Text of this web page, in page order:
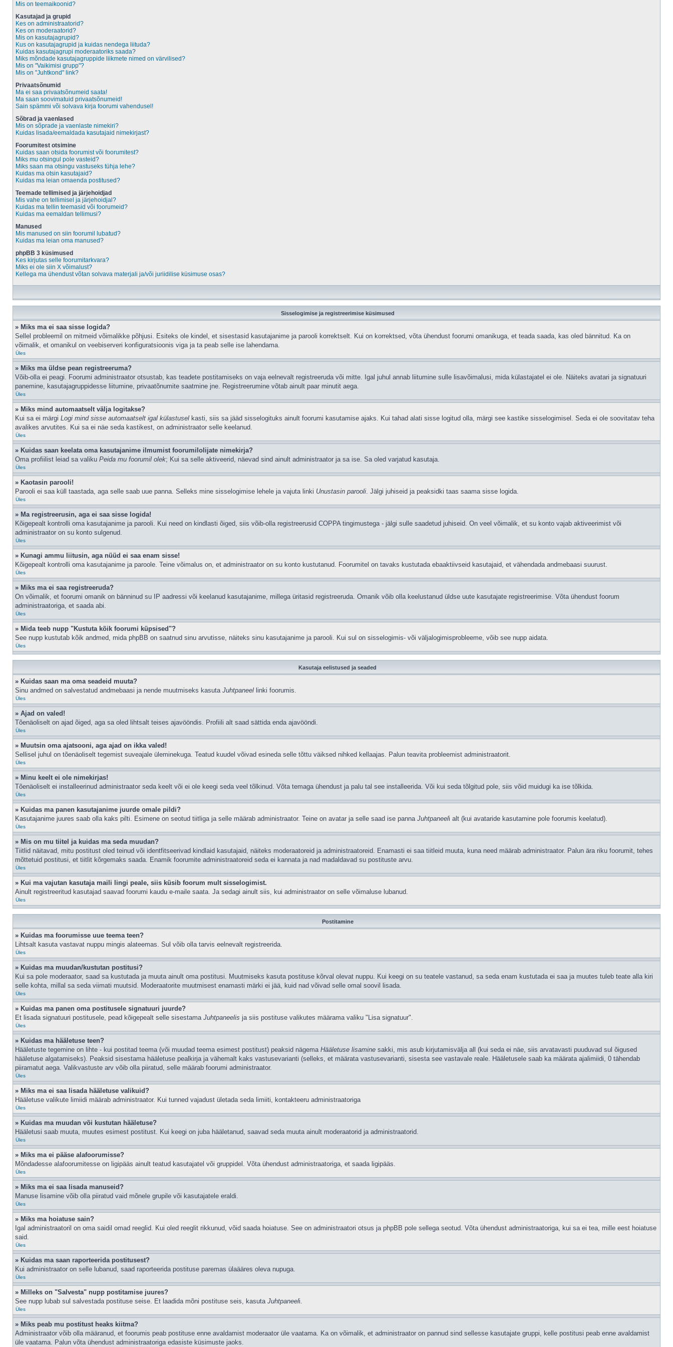
Mis on teemaikoonid?
Kasutajad ja grupid
Kes on administraatorid?
Kes on moderaatorid?
Mis on kasutajagrupid?
Kus on kasutajagrupid ja kuidas nendega liituda?
Kuidas kasutajagrupi moderaatoriks saada?
Miks mõndade kasutajagruppide liikmete nimed on värvilised?
Mis on "Vaikimisi grupp"?
Mis on "Juhtkond" link?
Privaatsõnumid
Ma ei saa privaatsõnumeid saata!
Ma saan soovimatuid privaatsõnumeid!
Sain spämmi või solvava kirja foorumi vahendusel!
Sõbrad ja vaenlased
Mis on sõprade ja vaenlaste nimekiri?
Kuidas lisada/eemaldada kasutajaid nimekirjast?
Foorumitest otsimine
Kuidas saan otsida foorumist või foorumitest?
Miks mu otsingul pole vasteid?
Miks saan ma otsingu vastuseks tühja lehe?
Kuidas ma otsin kasutajaid?
Kuidas ma leian omaenda postitused?
Teemade tellimised ja järjehoidjad
Mis vahe on tellimisel ja järjehoidjal?
Kuidas ma tellin teemasid või foorumeid?
Kuidas ma eemaldan tellimusi?
Manused
Mis manused on siin foorumil lubatud?
Kuidas ma leian oma manused?
phpBB 3 küsimused
Kes kirjutas selle foorumitarkvara?
Miks ei ole siin X võimalust?
Kellega ma ühendust võtan solvava materjali ja/või juriidilise küsimuse osas?
Sisselogimise ja registreerimise küsimused
» Miks ma ei saa sisse logida?
Sellel probleemil on mitmeid võimalikke põhjusi. Esiteks ole kindel, et sisestasid kasutajanime ja parooli korrektselt. Kui on korrektsed, võta ühendust foorumi omanikuga, et teada saada, kas oled bännitud. Ka on
võimalik, et omanikul on veebiserveri konfiguratsioonis viga ja ta peab selle ise lahendama.
Üles
» Miks ma üldse pean registreeruma?
Võib-olla ei peagi. Foorumi administraator otsustab, kas teadete postitamiseks on vaja eelnevalt registreeruda või mitte. Igal juhul annab liitumine sulle lisavõimalusi, mida külastajatel ei ole. Näiteks avatari ja signatuuri
panemine, kasutajagruppidesse liitumine, privaatõnumite saatmine jne. Registreerumine võtab ainult paar minutit aega.
Üles
» Miks mind automaatselt välja logitakse?
Kui sa ei märgi Logi mind sisse automaatselt igal külastusel kasti, siis sa jääd sisselogituks ainult foorumi kasutamise ajaks. Kui tahad alati sisse logitud olla, märgi see kastike sisselogimisel. Seda ei ole soovitatav teha
avalikes arvutites. Kui sa ei näe seda kastikest, on administraator selle keelanud.
Üles
» Kuidas saan keelata oma kasutajanime ilmumist foorumilolijate nimekirja?
Oma profiilist leiad sa valiku Peida mu foorumil olek; Kui sa selle aktiveerid, näevad sind ainult administraator ja sa ise. Sa oled varjatud kasutaja.
Üles
» Kaotasin parooli!
Parooli ei saa küll taastada, aga selle saab uue panna. Selleks mine sisselogimise lehele ja vajuta linki Unustasin parooli. Jälgi juhiseid ja peaksidki taas saama sisse logida.
Üles
» Ma registreerusin, aga ei saa sisse logida!
Kõigepealt kontrolli oma kasutajanime ja parooli. Kui need on kindlasti õiged, siis võib-olla registreerusid COPPA tingimustega - jälgi sulle saadetud juhiseid. On veel võimalik, et su konto vajab aktiveerimist või
administraator on su konto sulgenud.
Üles
» Kunagi ammu liitusin, aga nüüd ei saa enam sisse!
Kõigepealt kontrolli oma kasutajanime ja paroole. Teine võimalus on, et administraator on su konto kustutanud. Foorumitel on tavaks kustutada ebaaktiivseid kasutajaid, et vähendada andmebaasi suurust.
Üles
» Miks ma ei saa registreeruda?
On võimalik, et foorumi omanik on bänninud su IP aadressi või keelanud kasutajanime, millega üritasid registreeruda. Omanik võib olla keelustanud üldse uute kasutajate registreerimise. Võta ühendust foorum
administraatoriga, et saada abi.
Üles
» Mida teeb nupp "Kustuta kõik foorumi küpsised"?
See nupp kustutab kõik andmed, mida phpBB on saatnud sinu arvutisse, näiteks sinu kasutajanime ja parooli. Kui sul on sisselogimis- või väljalogimisprobleeme, võib see nupp aidata.
Üles
Kasutaja eelistused ja seaded
» Kuidas saan ma oma seadeid muuta?
Sinu andmed on salvestatud andmebaasi ja nende muutmiseks kasuta Juhtpaneel linki foorumis.
Üles
» Ajad on valed!
Tõenäoliselt on ajad õiged, aga sa oled lihtsalt teises ajavööndis. Profiili alt saad sättida enda ajavööndi.
Üles
» Muutsin oma ajatsooni, aga ajad on ikka valed!
Sellisel juhul on tõenäoliselt tegemist suveajale üleminekuga. Teatud kuudel võivad esineda selle tõttu väiksed nihked kellaajas. Palun teavita probleemist administraatorit.
Üles
» Minu keelt ei ole nimekirjas!
Tõenäoliselt ei installeerinud administraator seda keelt või ei ole keegi seda veel tõlkinud. Võta temaga ühendust ja palu tal see installeerida. Või kui seda tõlgitud pole, siis võid muidugi ka ise tõlkida.
Üles
» Kuidas ma panen kasutajanime juurde omale pildi?
Kasutajanime juures saab olla kaks pilti. Esimene on seotud tiitliga ja selle määrab administraator. Teine on avatar ja selle saad ise panna Juhtpaneeli alt (kui avataride kasutamine pole foorumis keelatud).
Üles
» Mis on mu tiitel ja kuidas ma seda muudan?
Tiitlid näitavad, mitu postitust oled teinud või identfitseerivad kindlaid kasutajaid, näiteks moderaatoreid ja administraatoreid. Enamasti ei saa tiitleid muuta, kuna need määrab administraator. Palun ära riku foorumit, tehes
mõttetuid postitusi, et tiitlit kõrgemaks saada. Enamik foorumite administraatoreid seda ei kannata ja nad madaldavad su postituste arvu.
Üles
» Kui ma vajutan kasutaja maili lingi peale, siis küsib foorum mult sisselogimist.
Ainult registreeritud kasutajad saavad foorumi kaudu e-maile saata. Ja sedagi ainult siis, kui administraator on selle võimaluse lubanud.
Üles
Postitamine
» Kuidas ma foorumisse uue teema teen?
Lihtsalt kasuta vastavat nuppu mingis alateemas. Sul võib olla tarvis eelnevalt registreerida.
Üles
» Kuidas ma muudan/kustutan postitusi?
Kui sa pole moderaator, saad sa kustutada ja muuta ainult oma postitusi. Muutmiseks kasuta postituse kõrval olevat nuppu. Kui keegi on su teatele vastanud, sa seda enam kustutada ei saa ja muutes tuleb teate alla kiri
selle kohta, millal sa seda viimati muutsid. Moderaatorite muutmisest enamasti märki ei jää, kuid nad võivad selle omal soovil lisada.
Üles
» Kuidas ma panen oma postitusele signatuuri juurde?
Et lisada signatuuri postitusele, pead kõigepealt selle sisestama Juhtpaneelis ja siis postituse valikutes määrama valiku "Lisa signatuur".
Üles
» Kuidas ma hääletuse teen?
Hääletuste tegemine on lihte - kui postitad teema (või muudad teema esimest postitust) peaksid nägema Hääletuse lisamine sakki, mis asub kirjutamisvälja all (kui seda ei näe, siis arvatavasti puuduvad sul õigused
hääletuse algatamiseks). Peaksid sisestama hääletuse pealkirja ja vähemalt kaks vastusevarianti (selleks, et määrata vastusevarianti, sisesta see vastavale reale. Hääletusele saab ka määrata ajalimiidi, 0 tähendab
piiramatut aega. Valikvastuste arv võib olla piiratud, selle määrab foorumi administraator.
Üles
» Miks ma ei saa lisada hääletuse valikuid?
Hääletuse valikute limiidi määrab administraator. Kui tunned vajadust ületada seda limiiti, kontakteeru administraatoriga
Üles
» Kuidas ma muudan või kustutan hääletuse?
Hääletusi saab muuta, muutes esimest postitust. Kui keegi on juba hääletanud, saavad seda muuta ainult moderaatorid ja administraatorid.
Üles
» Miks ma ei pääse alafoorumisse?
Mõndadesse alafoorumitesse on ligipääs ainult teatud kasutajatel või gruppidel. Võta ühendust administraatoriga, et saada ligipääs.
Üles
» Miks ma ei saa lisada manuseid?
Manuse lisamine võib olla piiratud vaid mõnele grupile või kasutajatele eraldi.
Üles
» Miks ma hoiatuse sain?
Igal administraatoril on oma saidil omad reeglid. Kui oled reeglit rikkunud, võid saada hoiatuse. See on administraatori otsus ja phpBB pole sellega seotud. Võta ühendust administraatoriga, kui sa ei tea, mille eest hoiatuse
said.
Üles
» Kuidas ma saan raporteerida postitusest?
Kui administraator on selle lubanud, saad raporteerida postituse paremas ülaääres oleva nupuga.
Üles
» Milleks on "Salvesta" nupp postitamise juures?
See nupp lubab sul salvestada postituse seise. Et laadida mõni postituse seis, kasuta Juhtpaneeli.
Üles
» Miks peab mu postitust heaks kiitma?
Administraator võib olla määranud, et foorumis peab postituse enne avaldamist moderaator üle vaatama. Ka on võimalik, et administraator on pannud sind sellesse kasutajate gruppi, kelle postitusi peab enne avaldamist
üle vaatama. Palun võta ühendust administraatoriga edasiste küsimuste jaoks.